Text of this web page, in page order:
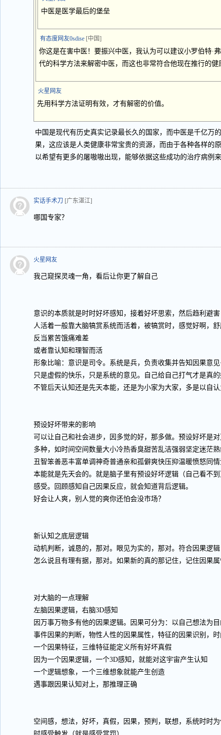
中医是医学最后的堡垒
有态度网友0sdise [中国]
你这是在害中医！要振兴中医，我认为可以建议小罗伯特·
代的科学方法来解密中医，而这也非常符合他现在推行的
火星网友
先用科学方法证明有效，才有解密的价值。
中国是现代有历史真实记录最长久的国家，而中医是千亿万
果，这应该是人类健康非常宝贵的资源，而由于各种各样的
以希望有更多的屠嗷嗷出现，能够依据这些成功的治疗病例
实话手术刀 [广东湛江]
哪国专家？
火星网友
我己窥探灵魂一角，看后让你更了解自己
意识的本质就是时时好坏感知，接着好坏思索，然后趋利避害
人活着一般靠大脑犒赏系统而活着，被犒赏时，感觉好啊，
反当累苦饿痛难差
或者靠认知和理智而活
形象比喻：意识是司令。系统是兵，负责收集并告知因果意
只是虚假的快乐，只是系统的意见。自己给自己打气才是真
不管后天认知还是先天本能，还是为小家为大家，多是以自
预设好坏带来的影响
可以让自己和社会进步，因多觉的好，那多做。预设好坏是
多种，如时间空间数量大小冷热香臭甜苦乱洁强弱坚定迷茫
丑智笨善恶丰富单调神奇普通亲和孤僻爽快压抑温暖愤怒同
本能就是先天会的。就是脑子里有预设好坏逻辑（自己看不
感受。回顾感知自己因果反应，就会知道背后逻辑。
好会让人爽，别人觉的爽你还怕会没市场？
新认知之底层逻辑
动机判断，诚恳的，那对。眼见为实的，那对。符合因果逻
怎么说且有理有据，那对。如果新的真的那记住，记住因果
对大脑的一点理解
左脑因果逻辑，右脑3D感知
因万事万物多有他的因果逻辑。因果可分为：以自己想法为
事件因果的判断，物性人性的因果属性，特征的因果识别，
一个因果特征，三维特征能定义所有好坏真假
因为一个因果逻辑，一个3D感知，就能对这宇宙产生认知
一个逻辑想象，一个三维想象就能产生创造
遇事跟因果认知对上，那推理正确
空间感，想法，好坏，真假，因果，预判，联想，系统时时